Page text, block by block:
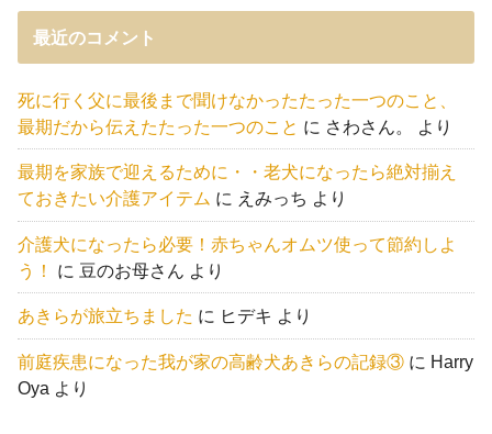
最近のコメント
死に行く父に最後まで聞けなかったたった一つのこと、
最期だから伝えたたった一つのこと に さわさん。 より
最期を家族で迎えるために・・老犬になったら絶対揃え
ておきたい介護アイテム に えみっち より
介護犬になったら必要！赤ちゃんオムツ使って節約しよ
う！
に 豆のお母さん より
あきらが旅立ちました に ヒデキ より
前庭疾患になった我が家の高齢犬あきらの記録③ に Harry
Oya より